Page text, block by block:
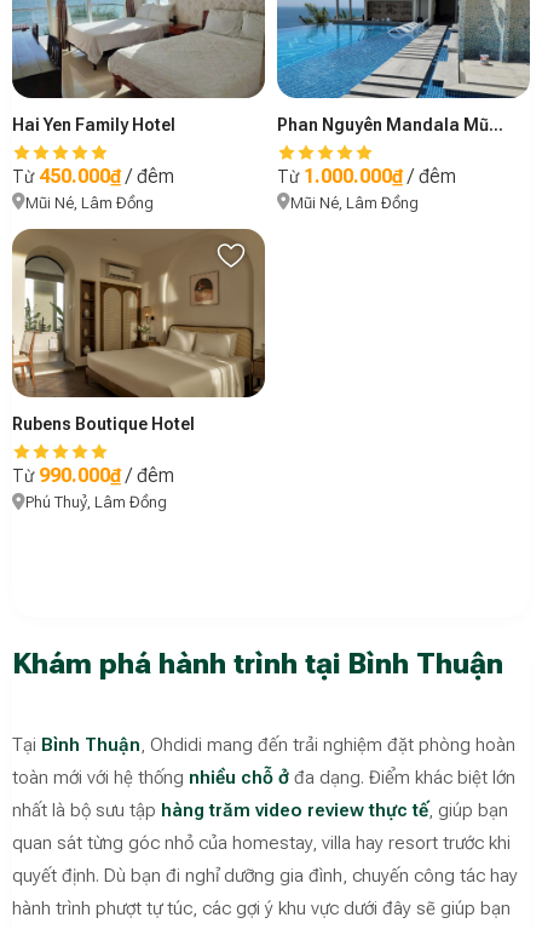
Hai Yen Family Hotel
Từ 450.000₫/ đêm
Mũi Né, Lâm Đồng
Phan Nguyên Mandala Mũi Né
Từ 1.000.000₫/ đêm
Mũi Né, Lâm Đồng
Rubens Boutique Hotel
Từ 990.000₫/ đêm
Phú Thuỷ, Lâm Đồng
Khám phá hành trình tại Bình Thuận
Tại Bình Thuận, Ohdidi mang đến trải nghiệm đặt phòng hoàn
toàn mới với hệ thống nhiều chỗ ở đa dạng. Điểm khác biệt lớn
nhất là bộ sưu tập hàng trăm video review thực tế, giúp bạn
quan sát từng góc nhỏ của homestay, villa hay resort trước khi
quyết định. Dù bạn đi nghỉ dưỡng gia đình, chuyến công tác hay
hành trình phượt tự túc, các gợi ý khu vực dưới đây sẽ giúp bạn